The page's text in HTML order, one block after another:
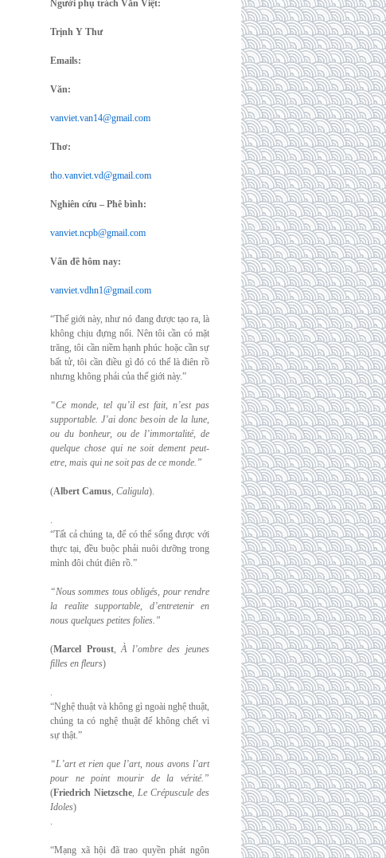
Người phụ trách Văn Việt:
Trịnh Y Thư
Emails:
Văn:
vanviet.van14@gmail.com
Thơ:
tho.vanviet.vd@gmail.com
Nghiên cứu – Phê bình:
vanviet.ncpb@gmail.com
Vấn đề hôm nay:
vanviet.vdhn1@gmail.com
“Thế giới này, như nó đang được tạo ra, là
không chịu đựng nổi. Nên tôi cần có mặt
trăng, tôi cần niềm hạnh phúc hoặc cần sự
bất tử, tôi cần điều gì đó có thể là điên rồ
nhưng không phải của thế giới này.”
“Ce monde, tel qu’il est fait, n’est pas
supportable. J’ai donc besoin de la lune,
ou du bonheur, ou de l’immortalité, de
quelque chose qui ne soit dement peut-
etre, mais qui ne soit pas de ce monde.”
(Albert Camus, Caligula).
.
“Tất cả chúng ta, để có thể sống được với
thực tại, đều buộc phải nuôi dưỡng trong
mình đôi chút điên rồ.”
“Nous sommes tous obligés, pour rendre
la realite supportable, d’entretenir en
nous quelques petites folies.”
(Marcel Proust,À l’ombre des jeunes
filles en fleurs)
.
“Nghệ thuật và không gì ngoài nghệ thuật,
chúng ta có nghệ thuật để không chết vì
sự thật.”
“L’art et rien que l’art, nous avons l’art
pour ne point mourir de la vérité.”
(Friedrich Nietzsche, Le Crépuscule des
Idoles)
.
“Mạng xã hội đã trao quyền phát ngôn